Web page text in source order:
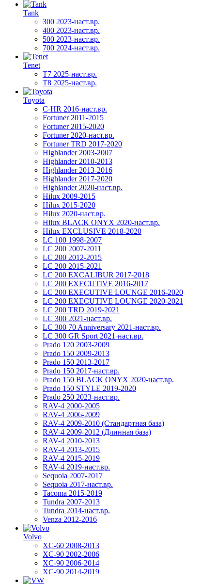
Tank
300 2023-наст.вр.
400 2023-наст.вр.
500 2023-наст.вр.
700 2024-наст.вр.
Tenet
T7 2025-наст.вр.
T8 2025-наст.вр.
Toyota
C-HR 2016-наст.вр.
Fortuner 2011-2015
Fortuner 2015-2020
Fortuner 2020-наст.вр.
Fortuner TRD 2017-2020
Highlander 2003-2007
Highlander 2010-2013
Highlander 2013-2016
Highlander 2017-2020
Highlander 2020-наст.вр.
Hilux 2009-2015
Hilux 2015-2020
Hilux 2020-наст.вр.
Hilux BLACK ONYX 2020-наст.вр.
Hilux EXCLUSIVE 2018-2020
LC 100 1998-2007
LC 200 2007-2011
LC 200 2012-2015
LC 200 2015-2021
LC 200 EXCALIBUR 2017-2018
LC 200 EXECUTIVE 2016-2017
LC 200 EXECUTIVE LOUNGE 2016-2020
LC 200 EXECUTIVE LOUNGE 2020-2021
LC 200 TRD 2019-2021
LC 300 2021-наст.вр.
LC 300 70 Anniversary 2021-наст.вр.
LC 300 GR Sport 2021-наст.вр.
Prado 120 2003-2009
Prado 150 2009-2013
Prado 150 2013-2017
Prado 150 2017-наст.вр.
Prado 150 BLACK ONYX 2020-наст.вр.
Prado 150 STYLE 2019-2020
Prado 250 2023-наст.вр.
RAV-4 2000-2005
RAV-4 2006-2009
RAV-4 2009-2010 (Стандартная база)
RAV-4 2009-2012 (Длинная база)
RAV-4 2010-2013
RAV-4 2013-2015
RAV-4 2015-2019
RAV-4 2019-наст.вр.
Sequoia 2007-2017
Sequoia 2017-наст.вр.
Tacoma 2015-2019
Tundra 2007-2013
Tundra 2014-наст.вр.
Venza 2012-2016
Volvo
XC-60 2008-2013
XC-90 2002-2006
XC-90 2006-2014
XC-90 2014-2019